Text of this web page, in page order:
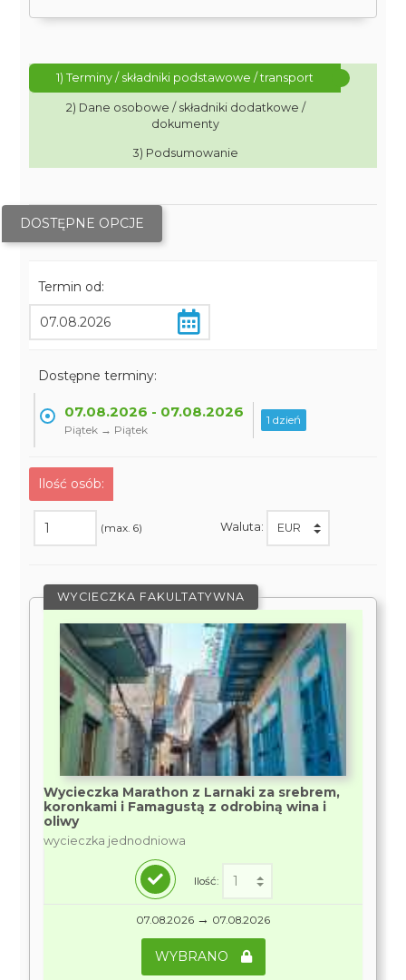
1) Terminy / składniki podstawowe / transport
2) Dane osobowe / składniki dodatkowe /
dokumenty
3) Podsumowanie
DOSTĘPNE OPCJE
Termin od:
Dostępne terminy:
07.08.2026 - 07.08.2026
Piątek → Piątek
1 dzień
Ilość osób:
(max. 6) Waluta:
WYCIECZKA FAKULTATYWNA
Wycieczka Marathon z Larnaki za srebrem,
koronkami i Famagustą z odrobiną wina i
oliwy
wycieczka jednodniowa
Ilość:
07.08.2026 → 07.08.2026
WYBRANO